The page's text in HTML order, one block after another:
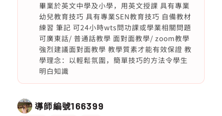
畢業於英文中學及小學，用英文授課 具有專業
幼兒教育技巧 具有專業SEN教育技巧 自備教材
練習 筆記 可24小時wts問功課或學業相關問題
可廣東話/ 普通話教學 面對面教學/ zoom教學
強烈建議面對面教學 教學質素才能有效保證 教
學理念：以輕鬆氛圍，簡單技巧的方法令學生
明白知識
導師編號166399